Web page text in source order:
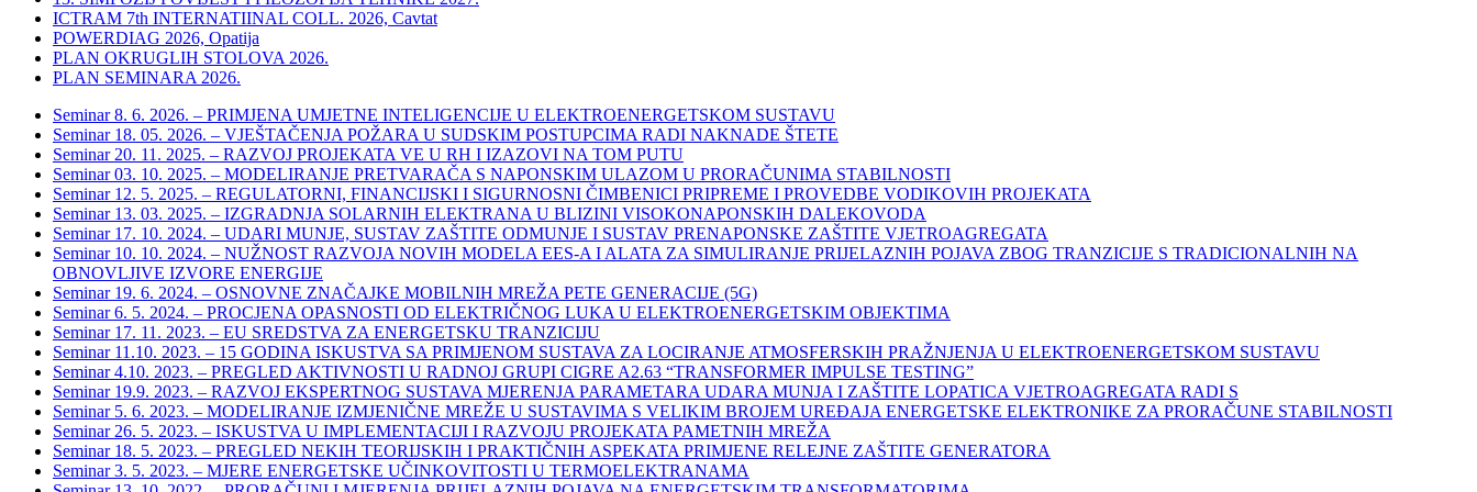
ICTRAM 7th INTERNATIINAL COLL. 2026, Cavtat
POWERDIAG 2026, Opatija
PLAN OKRUGLIH STOLOVA 2026.
PLAN SEMINARA 2026.
Seminar 8. 6. 2026. – PRIMJENA UMJETNE INTELIGENCIJE U ELEKTROENERGETSKOM SUSTAVU
Seminar 18. 05. 2026. – VJEŠTAČENJA POŽARA U SUDSKIM POSTUPCIMA RADI NAKNADE ŠTETE
Seminar 20. 11. 2025. – RAZVOJ PROJEKATA VE U RH I IZAZOVI NA TOM PUTU
Seminar 03. 10. 2025. – MODELIRANJE PRETVARAČA S NAPONSKIM ULAZOM U PRORAČUNIMA STABILNOSTI
Seminar 12. 5. 2025. – REGULATORNI, FINANCIJSKI I SIGURNOSNI ČIMBENICI PRIPREME I PROVEDBE VODIKOVIH PROJEKATA
Seminar 13. 03. 2025. – IZGRADNJA SOLARNIH ELEKTRANA U BLIZINI VISOKONAPONSKIH DALEKOVODA
Seminar 17. 10. 2024. – UDARI MUNJE, SUSTAV ZAŠTITE ODMUNJE I SUSTAV PRENAPONSKE ZAŠTITE VJETROAGREGATA
Seminar 10. 10. 2024. – NUŽNOST RAZVOJA NOVIH MODELA EES-A I ALATA ZA SIMULIRANJE PRIJELAZNIH POJAVA ZBOG TRANZICIJE S TRADICIONALNIH NA
OBNOVLJIVE IZVORE ENERGIJE
Seminar 19. 6. 2024. – OSNOVNE ZNAČAJKE MOBILNIH MREŽA PETE GENERACIJE (5G)
Seminar 6. 5. 2024. – PROCJENA OPASNOSTI OD ELEKTRIČNOG LUKA U ELEKTROENERGETSKIM OBJEKTIMA
Seminar 17. 11. 2023. – EU SREDSTVA ZA ENERGETSKU TRANZICIJU
Seminar 11.10. 2023. – 15 GODINA ISKUSTVA SA PRIMJENOM SUSTAVA ZA LOCIRANJE ATMOSFERSKIH PRAŽNJENJA U ELEKTROENERGETSKOM SUSTAVU
Seminar 4.10. 2023. – PREGLED AKTIVNOSTI U RADNOJ GRUPI CIGRE A2.63 “TRANSFORMER IMPULSE TESTING”
Seminar 19.9. 2023. – RAZVOJ EKSPERTNOG SUSTAVA MJERENJA PARAMETARA UDARA MUNJA I ZAŠTITE LOPATICA VJETROAGREGATA RADI S
Seminar 5. 6. 2023. – MODELIRANJE IZMJENIČNE MREŽE U SUSTAVIMA S VELIKIM BROJEM UREĐAJA ENERGETSKE ELEKTRONIKE ZA PRORAČUNE STABILNOSTI
Seminar 26. 5. 2023. – ISKUSTVA U IMPLEMENTACIJI I RAZVOJU PROJEKATA PAMETNIH MREŽA
Seminar 18. 5. 2023. – PREGLED NEKIH TEORIJSKIH I PRAKTIČNIH ASPEKATA PRIMJENE RELEJNE ZAŠTITE GENERATORA
Seminar 3. 5. 2023. – MJERE ENERGETSKE UČINKOVITOSTI U TERMOELEKTRANAMA